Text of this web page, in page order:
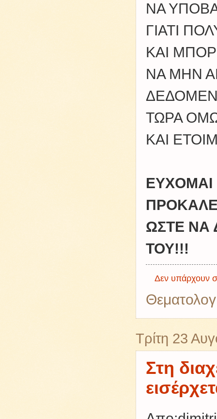
ΝΑ
ΓΙΑΤΙ
ΚΑΙ
ΝΑ ΜΗΝ
ΤΩΡΑ
ΚΑΙ
ΕΥΧΟΜΑΙ
ΩΣΤΕ ΝΑ
ΤΟΥ!!!
Δεν υπάρχουν
Τρίτη 23
Στη